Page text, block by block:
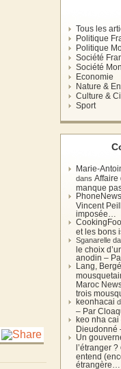
Tous les
Politique
Politique
Société
Société
Economie
Nature &
Culture &
Sport
Marie-
dans Affaire
manque
PhoneNews
Vincent
imposée…
et les bons
Sganarelle
le choix
anodin –
Lang,
Maroc
trois
keonhacai
– Par
keo nha cai
Dieudonné
Un
l’étranger ?
entend
étrangère…